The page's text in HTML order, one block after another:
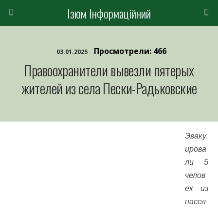
Ізюм Інформаційний
03.01.2025 Просмотрели: 466
Правоохранители вывезли пятерых
жителей из села Пески-Радьковские
Эваку
ирова
ли 5
челов
ек из
насел